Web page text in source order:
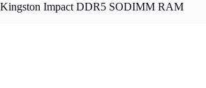
Kingston Impact DDR5 SODIMM RAM